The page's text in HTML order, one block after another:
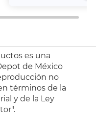
es una
de México
no
términos de la
y de la Ley